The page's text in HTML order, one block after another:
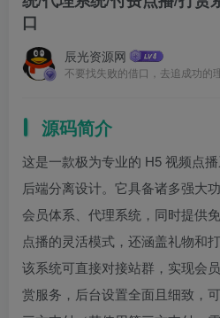
口
辰光资源网
不要找失败的借口，去追成功的
源码简介
这是一款极为专业的 H5 视频点
后端分离设计。它具备诸多强大
会员体系、代理系统，同时提供
点播的灵活模式，还涵盖礼物和
该系统可直接对接站群，实现会
赏服务，后台设置全面且细致，